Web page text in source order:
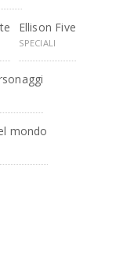
Ellison Five
SPECIALI
mondo